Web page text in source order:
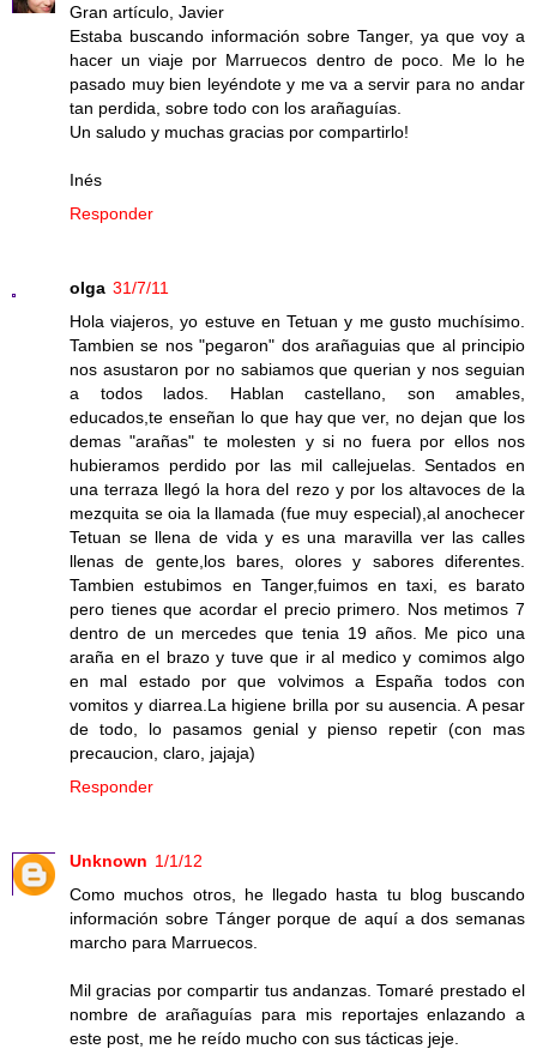
Gran artículo, Javier
Estaba buscando información sobre Tanger, ya que voy a
hacer un viaje por Marruecos dentro de poco. Me lo he
pasado muy bien leyéndote y me va a servir para no andar
tan perdida, sobre todo con los arañaguías.
Un saludo y muchas gracias por compartirlo!
Inés
Responder
olga 31/7/11
Hola viajeros, yo estuve en Tetuan y me gusto muchísimo.
Tambien se nos "pegaron" dos arañaguias que al principio
nos asustaron por no sabiamos que querian y nos seguian
a todos lados. Hablan castellano, son amables,
educados,te enseñan lo que hay que ver, no dejan que los
demas "arañas" te molesten y si no fuera por ellos nos
hubieramos perdido por las mil callejuelas. Sentados en
una terraza llegó la hora del rezo y por los altavoces de la
mezquita se oia la llamada (fue muy especial),al anochecer
Tetuan se llena de vida y es una maravilla ver las calles
llenas de gente,los bares, olores y sabores diferentes.
Tambien estubimos en Tanger,fuimos en taxi, es barato
pero tienes que acordar el precio primero. Nos metimos 7
dentro de un mercedes que tenia 19 años. Me pico una
araña en el brazo y tuve que ir al medico y comimos algo
en mal estado por que volvimos a España todos con
vomitos y diarrea.La higiene brilla por su ausencia. A pesar
de todo, lo pasamos genial y pienso repetir (con mas
precaucion, claro, jajaja)
Responder
Unknown 1/1/12
Como muchos otros, he llegado hasta tu blog buscando
información sobre Tánger porque de aquí a dos semanas
marcho para Marruecos.
Mil gracias por compartir tus andanzas. Tomaré prestado el
nombre de arañaguías para mis reportajes enlazando a
este post, me he reído mucho con sus tácticas jeje.